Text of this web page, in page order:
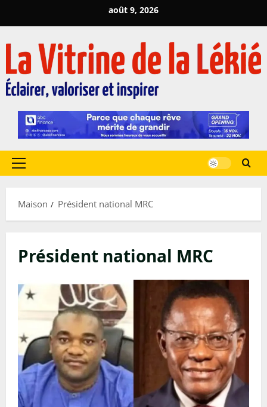
au
août 9, 2026
Menu
Maison
Président national MRC
Président national MRC